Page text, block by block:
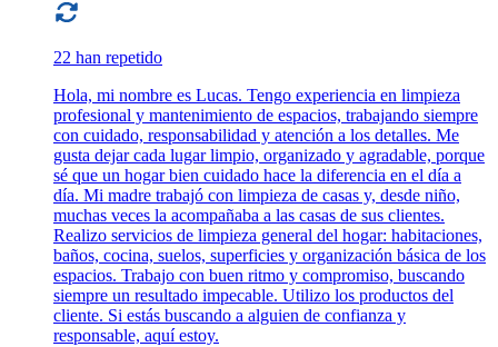
22 han repetido
Hola, mi nombre es Lucas. Tengo experiencia en limpieza
profesional y mantenimiento de espacios, trabajando siempre
con cuidado, responsabilidad y atención a los detalles. Me
gusta dejar cada lugar limpio, organizado y agradable, porque
sé que un hogar bien cuidado hace la diferencia en el día a
día. Mi madre trabajó con limpieza de casas y, desde niño,
muchas veces la acompañaba a las casas de sus clientes.
Realizo servicios de limpieza general del hogar: habitaciones,
baños, cocina, suelos, superficies y organización básica de los
espacios. Trabajo con buen ritmo y compromiso, buscando
siempre un resultado impecable. Utilizo los productos del
cliente. Si estás buscando a alguien de confianza y
responsable, aquí estoy.